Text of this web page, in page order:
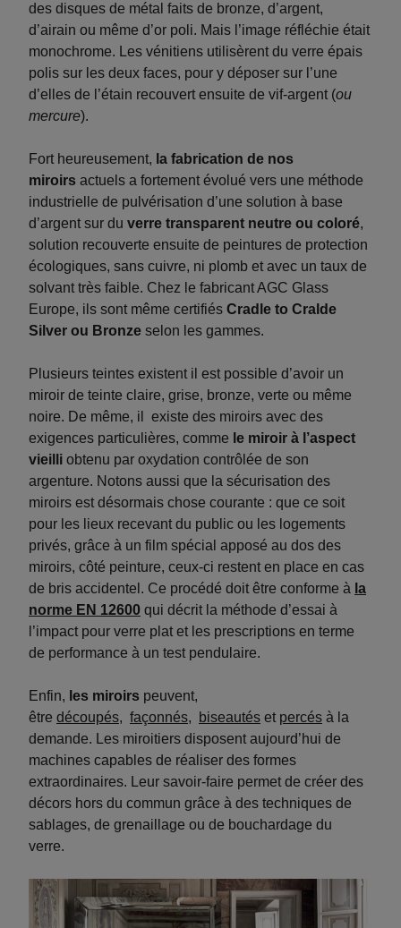
des disques de métal faits de bronze, d’argent,
d’airain ou même d’or poli. Mais l’image réfléchie était
monochrome. Les vénitiens utilisèrent du verre épais
polis sur les deux faces, pour y déposer sur l’une
d’elles de l’étain recouvert ensuite de vif-argent (ou
mercure).
Fort heureusement, la fabrication de nos
miroirs actuels a fortement évolué vers une méthode
industrielle de pulvérisation d’une solution à base
d’argent sur du verre transparent neutre ou coloré,
solution recouverte ensuite de peintures de protection
écologiques, sans cuivre, ni plomb et avec un taux de
solvant très faible. Chez le fabricant AGC Glass
Europe, ils sont même certifiés Cradle to Cralde
Silver ou Bronze selon les gammes.
Plusieurs teintes existent il est possible d’avoir un
miroir de teinte claire, grise, bronze, verte ou même
noire. De même, il existe des miroirs avec des
exigences particulières, comme le miroir à l’aspect
vieilli obtenu par oxydation contrôlée de son
argenture. Notons aussi que la sécurisation des
miroirs est désormais chose courante : que ce soit
pour les lieux recevant du public ou les logements
privés, grâce à un film spécial apposé au dos des
miroirs, côté peinture, ceux-ci restent en place en cas
de bris accidentel. Ce procédé doit être conforme à la
norme EN 12600 qui décrit la méthode d’essai à
l’impact pour verre plat et les prescriptions en terme
de performance à un test pendulaire.
Enfin, les miroirs peuvent,
être découpés, façonnés, biseautés et percés à la
demande. Les miroitiers disposent aujourd’hui de
machines capables de réaliser des formes
extraordinaires. Leur savoir-faire permet de créer des
décors hors du commun grâce à des techniques de
sablages, de grenaillage ou de bouchardage du
verre.